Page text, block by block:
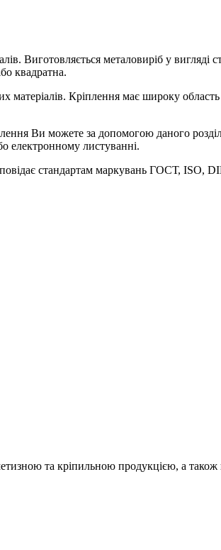
Виготовляється металовиріб у вигляді
квадратна.
Кріплення має широку
Ви можете за допомогою даного
електронному листуванні.
стандартам маркувань ГОСТ,
та кріпильною продукцією, а також